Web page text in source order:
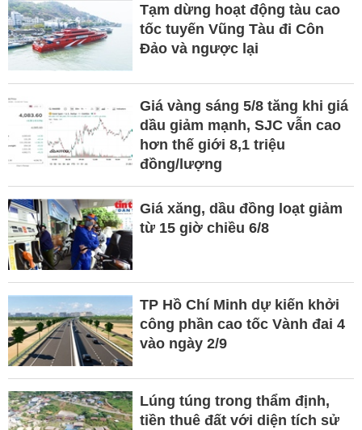
Tạm dừng hoạt động tàu cao
tốc tuyến Vũng Tàu đi Côn
Đảo và ngược lại
Giá vàng sáng 5/8 tăng khi giá
dầu giảm mạnh, SJC vẫn cao
hơn thế giới 8,1 triệu
đồng/lượng
Giá xăng, dầu đồng loạt giảm
từ 15 giờ chiều 6/8
TP Hồ Chí Minh dự kiến khởi
công phần cao tốc Vành đai 4
vào ngày 2/9
Lúng túng trong thẩm định,
tiền thuê đất với diện tích sử